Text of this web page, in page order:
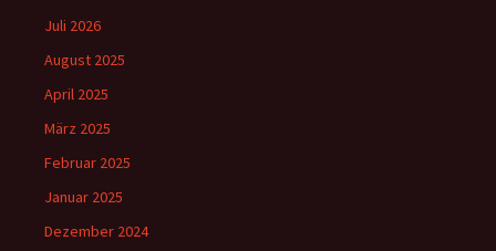
Juli 2026
August 2025
April 2025
März 2025
Februar 2025
Januar 2025
Dezember 2024